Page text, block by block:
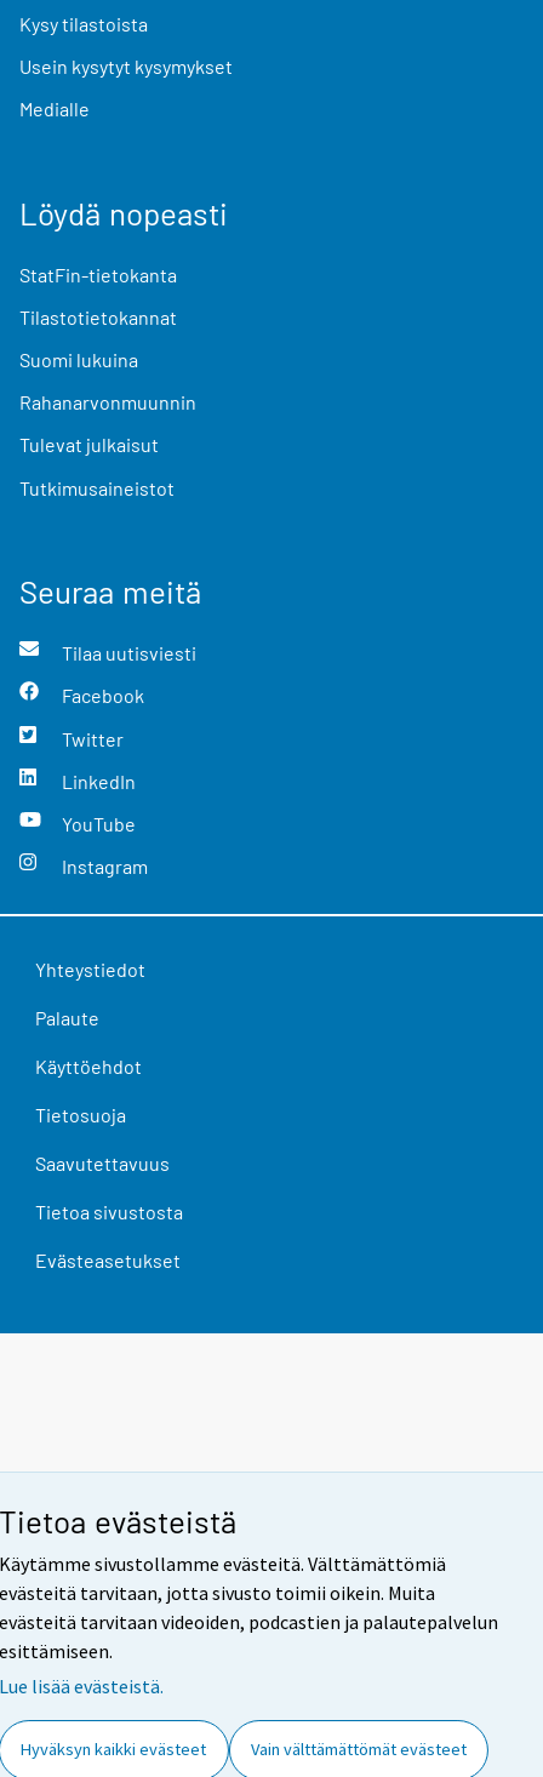
evästeistä
sivustollamme evästeitä. Välttämättömiä
tarvitaan, jotta sivusto toimii oikein. Muita
tarvitaan videoiden, podcastien ja palautepalvelun
lisää evästeistä.
Hyväksyn kaikki evästeet Vain välttämättömät evästeet
Kysy tilastoista
Usein kysytyt kysymykset
Medialle
Löydä nopeasti
StatFin-tietokanta
Tilastotietokannat
Suomi lukuina
Rahanarvonmuunnin
Tulevat julkaisut
Tutkimusaineistot
Seuraa meitä
Tilaa uutisviesti
Facebook
Twitter
LinkedIn
YouTube
Instagram
Yhteystiedot
Palaute
Käyttöehdot
Tietosuoja
Saavutettavuus
Tietoa sivustosta
Evästeasetukset